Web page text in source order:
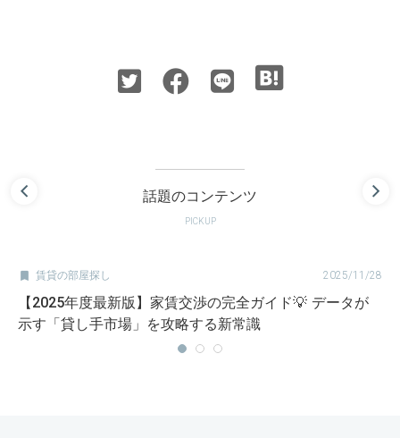
話題のコンテンツ
PICKUP
 賃貸の部屋探し 2025/11/28
【2025年度最新版】家賃交渉の完全ガイド💡 データが
示す「貸し手市場」を攻略する新常識